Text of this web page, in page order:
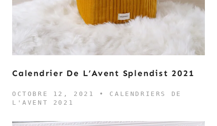
Calendrier De L’Avent Splendist 2021
OCTOBRE 12, 2021 • CALENDRIERS DE
L'AVENT 2021